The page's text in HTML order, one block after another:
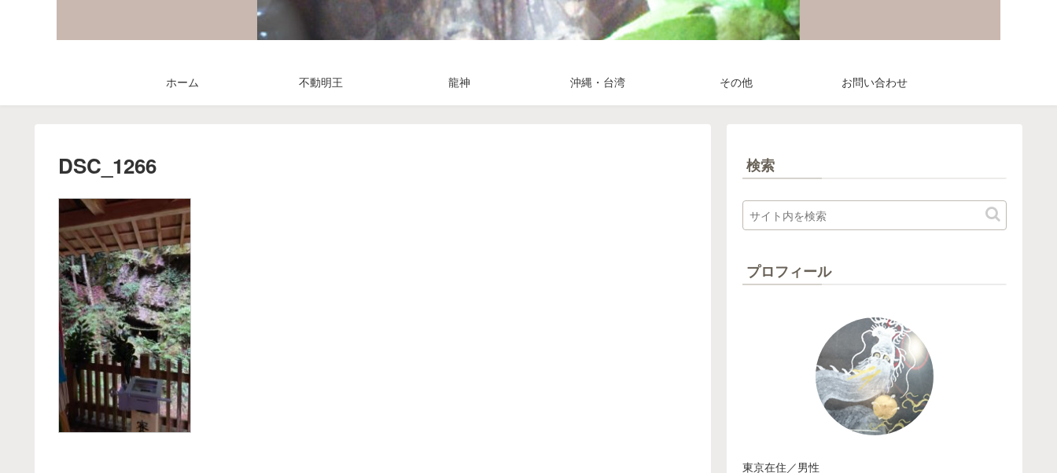
ホーム 不動明王 龍神 沖縄・台湾 その他 お問い合わせ
DSC_1266 検索
プロフィール
東京在住／男性